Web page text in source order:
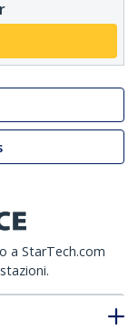
a StarTech.com